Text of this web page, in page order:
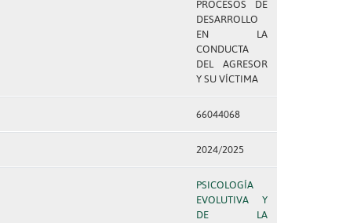
PROCESOS DE
DESARROLLO
EN LA
CONDUCTA
DEL AGRESOR
Y SU VÍCTIMA
66044068
2024/2025
PSICOLOGÍA
EVOLUTIVA Y
DE LA